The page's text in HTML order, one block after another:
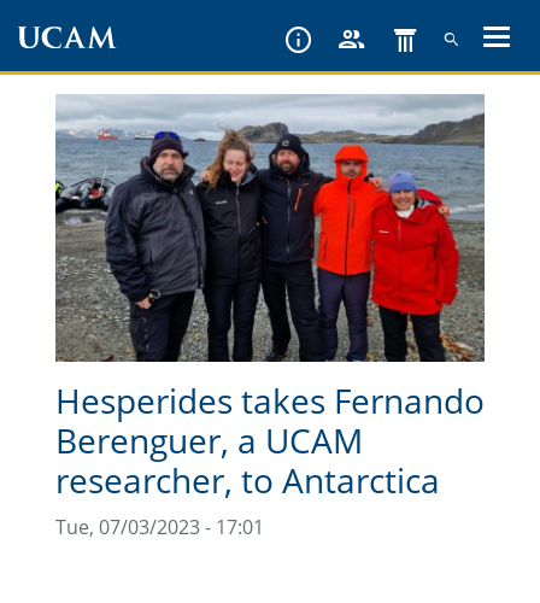
content
Hesperides takes Fernando
Berenguer, a UCAM
researcher, to Antarctica
Tue, 07/03/2023 - 17:01